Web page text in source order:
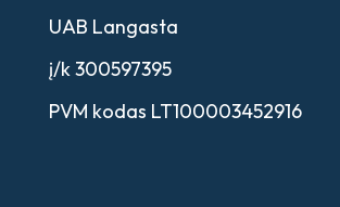
UAB Langasta
į/k 300597395
PVM kodas LT100003452916